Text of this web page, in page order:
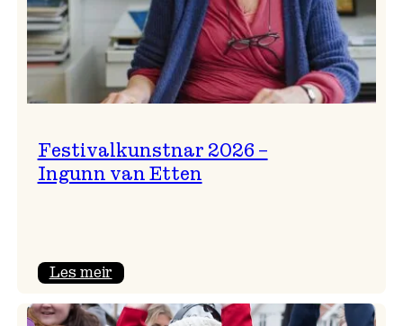
Festivalkunstnar 2026 –
Ingunn van Etten
Les meir:
2026